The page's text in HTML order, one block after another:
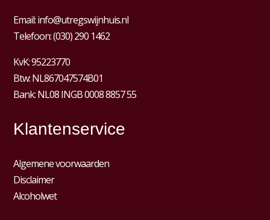
Email:info@utregswijnhuis.nl
Telefoon:(030) 290 1462
KvK:95223770
Btw:NL867047574B01
Bank: NL08 INGB 0008 8857 55
Klantenservice
Algemene voorwaarden
Disclaimer
Alcoholwet